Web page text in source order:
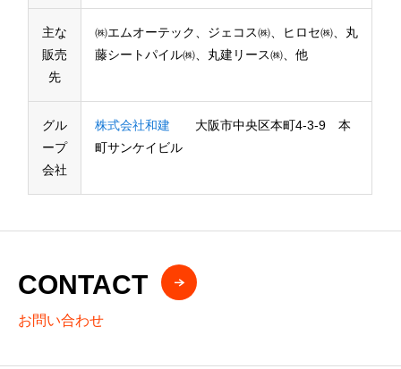
主な
販売
先
㈱エムオーテック、ジェコス㈱、ヒロセ㈱、丸
藤シートパイル㈱、丸建リース㈱、他
グル
ープ
会社
株式会社和建 大阪市中央区本町4-3-9 本
町サンケイビル
CONTACT
お問い合わせ